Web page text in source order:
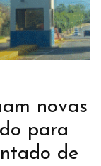
novas
para
de